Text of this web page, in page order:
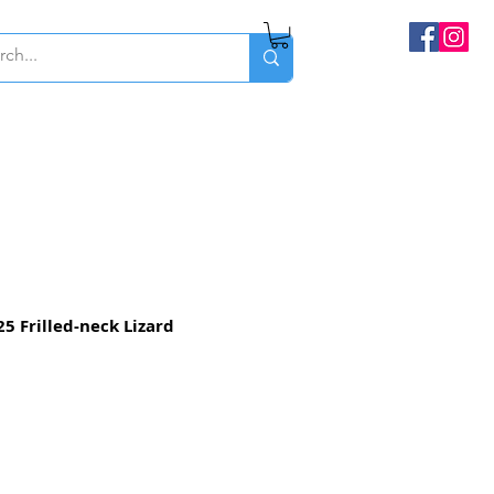
Frilled-neck Lizard